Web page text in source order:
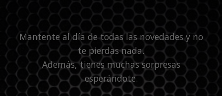
Mantente al día de todas las novedades y no
te pierdas nada.
Además, tienes muchas sorpresas
esperándote.